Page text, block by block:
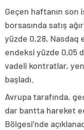
Geçen haftanın son
borsasında satış
yüzde 0,28, Nasdaq
endeksi yüzde 0,05
vadeli kontratlar,
başladı.
Avrupa tarafında,
dar bantta hareket
Bölgesi’nde